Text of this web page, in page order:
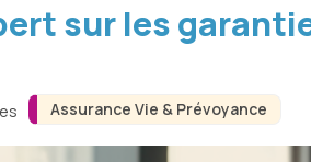
Assurance Vie & Prévoyance
sur les